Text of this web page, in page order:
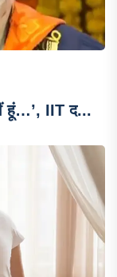
हूं…’, IIT द...